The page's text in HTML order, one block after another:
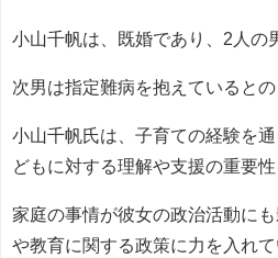
小山千帆は、既婚であり、2人の
次男は指定難病を抱えていると
小山千帆氏は、子育ての経験を
どもに対する理解や支援の重要性
家庭の事情が彼女の政治活動に
や教育に関する政策に力を入れて